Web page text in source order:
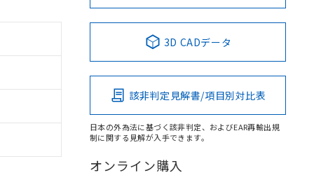
3D CADデータ
該非判定見解書/項目別対比表
日本の外為法に基づく該非判定、およびEAR再輸出規
制に関する見解が入手できます。
オンライン購入